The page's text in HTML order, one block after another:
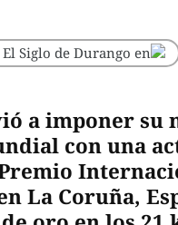
El Siglo de Durango en
a imponer su
con una
La Coruña,